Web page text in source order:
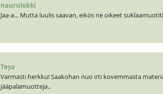
naurulokki
Jaa-a... Mutta luulis saavan, eikös ne oikeet
Teya
Varmasti herkku! Saakohan nuo irti kovemmasta
jääpalamuotteja..